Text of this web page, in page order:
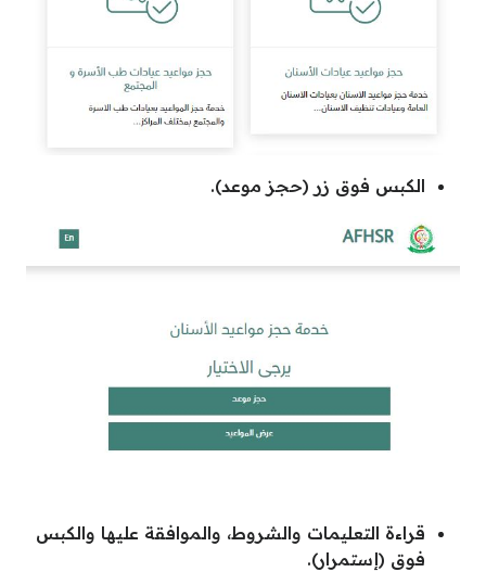
الكبس فوق زر (حجز موعد).
قراءة التعليمات والشروط، والموافقة عليها والكبس
فوق (إستمرار).